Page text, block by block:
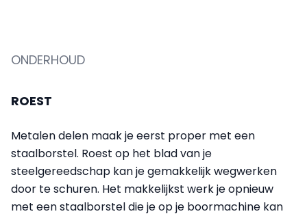
ONDERHOUD
ROEST
Metalen delen maak je eerst proper met een
staalborstel. Roest op het blad van je
steelgereedschap kan je gemakkelijk wegwerken
door te schuren. Het makkelijkst werk je opnieuw
met een staalborstel die je op je boormachine kan